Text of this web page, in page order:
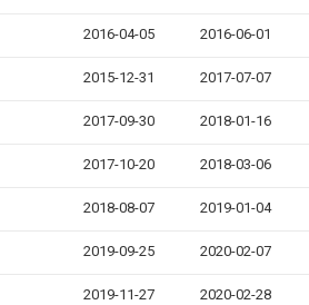
2016-04-05 2016-06-01
2015-12-31 2017-07-07
2017-09-30 2018-01-16
2017-10-20 2018-03-06
2018-08-07 2019-01-04
2019-09-25 2020-02-07
2019-11-27 2020-02-28